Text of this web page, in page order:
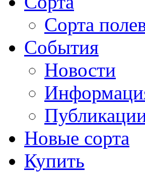
Сорта
События
Новости
Новые сорта
Купить